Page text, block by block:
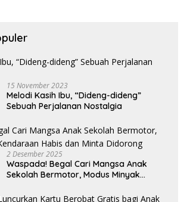
15 November 2023
Melodi Kasih Ibu, “Dideng-dideng”
Sebuah Perjalanan Nostalgia
2 Desember 2025
Waspada! Begal Cari Mangsa Anak
Sekolah Bermotor, Modus Minyak